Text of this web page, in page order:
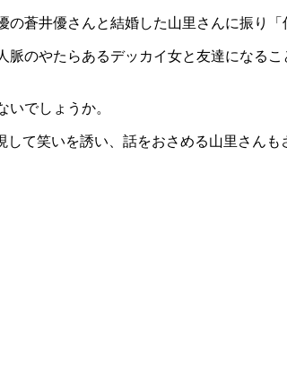
蒼井優さんと結婚した山里さんに振り
のやたらあるデッカイ女と友達になる
でしょうか。
て笑いを誘い、話をおさめる山里さんも